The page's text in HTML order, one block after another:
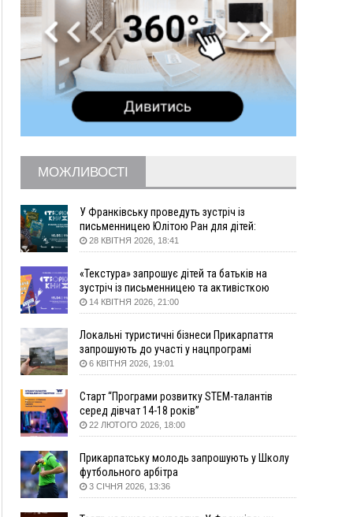
11:17
У басейні Дністра встановилася гідрологічна
посуха - рівні води наблизилися до найнижчих
показників
11:09
У Бурштині поблизу АЗС сталася масова бійка,
поліція з'ясовує обставини
ФОП із Житомира після купівлі права
вимоги за 120 тисяч позивається до
Франківська на понад 20 млн грн
збирання ягід
05 Серпня
19:52
У Франківську вперше прооперували немовля
без відкритої операції
пошукового загону "Плацдарм" Олексій Юков
18:11
СБС за дві доби уразили 13 енергооб'єктів на
окупованих територіях
17:20
Українці подали рекордну кількість заяв до
університетів. Які спеціальності обирають
16:43
Зарплати на Прикарпатті за місяць зросли на
16:14
Франківець, який стріляв біля АЗС, вийшов під
заставу та був повторно затриманий
15:54
Прикарпатець прийшов у Пенсійний та заявив
поліції про гранату, бо йому не нарахували
пенсію
14:59
У Болгарії затримали прикарпатця, який
МОЖЛИВОСТІ
У Франківську проведуть зустріч із
письменницею Юлітою Ран для дітей:
говоритимуть про серію книг про Мавку
28 КВІТНЯ 2026, 18:41
«Текстура» запрошує дітей та батьків на
зустріч із письменницею та активісткою
Анною Повх
14 КВІТНЯ 2026, 21:00
Локальні туристичні бізнеси Прикарпаття
запрошують до участі у нацпрограмі
«Подорож до себе»
6 КВІТНЯ 2026, 19:01
Старт “Програми розвитку STEM-талантів
серед дівчат 14-18 років”
22 ЛЮТОГО 2026, 18:00
Прикарпатську молодь запрошують у Школу
футбольного арбітра
3 СІЧНЯ 2026, 13:36